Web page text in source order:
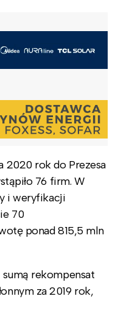
2020 rok do Prezesa
76 firm. W
i weryfikacji
70
ponad 815,5 mln
rekompensat
za 2019 rok,